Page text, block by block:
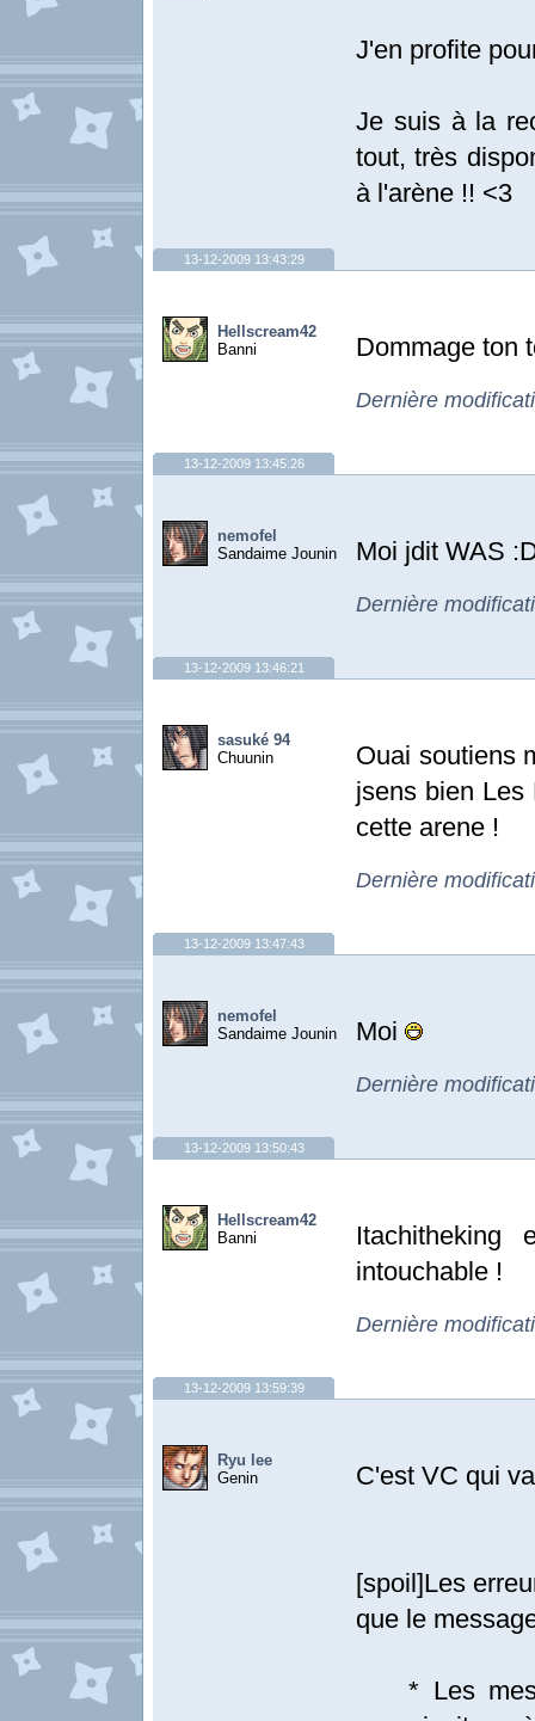
J'en profite
Je suis à la
tout, très
à l'arène !! <3
13-12-2009 13:43:29
Hellscream42
Banni
Dommage ton
Dernière
13-12-2009 13:45:26
nemofel
Sandaime Jounin
Moi jdit WAS
Dernière
13-12-2009 13:46:21
sasuké 94
Chuunin
Ouai soutiens
jsens bien
cette arene !
Dernière
13-12-2009 13:47:43
nemofel
Sandaime Jounin
Moi
Dernière
13-12-2009 13:50:43
Hellscream42
Banni
intouchable !
Dernière
13-12-2009 13:59:39
Ryu lee
Genin
C'est VC qui
[spoil]Les
que le
* Les